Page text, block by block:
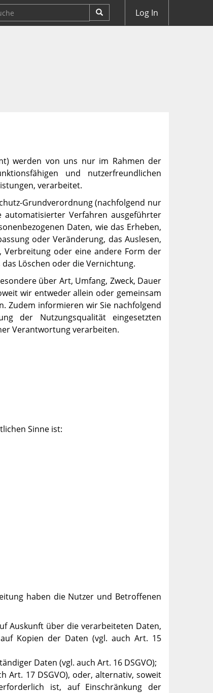
Log In
werden von uns nur im Rahmen der
und nutzerfreundlichen
verarbeitet.
Grundverordnung (nachfolgend nur
automatisierter Verfahren ausgeführter
Daten, wie das Erheben,
oder Veränderung, das Auslesen,
Verbreitung oder eine andere Form der
Löschen oder die Vernichtung.
über Art, Umfang, Zweck, Dauer
wir entweder allein oder gemeinsam
Zudem informieren wir Sie nachfolgend
der Nutzungsqualität eingesetzten
Verantwortung verarbeiten.
Sinne ist:
haben die Nutzer und Betroffenen
Auskunft über die verarbeiteten Daten,
Kopien der Daten (vgl. auch Art. 15
Daten (vgl. auch Art. 16 DSGVO);
Art. 17 DSGVO), oder, alternativ, soweit
ist, auf Einschränkung der